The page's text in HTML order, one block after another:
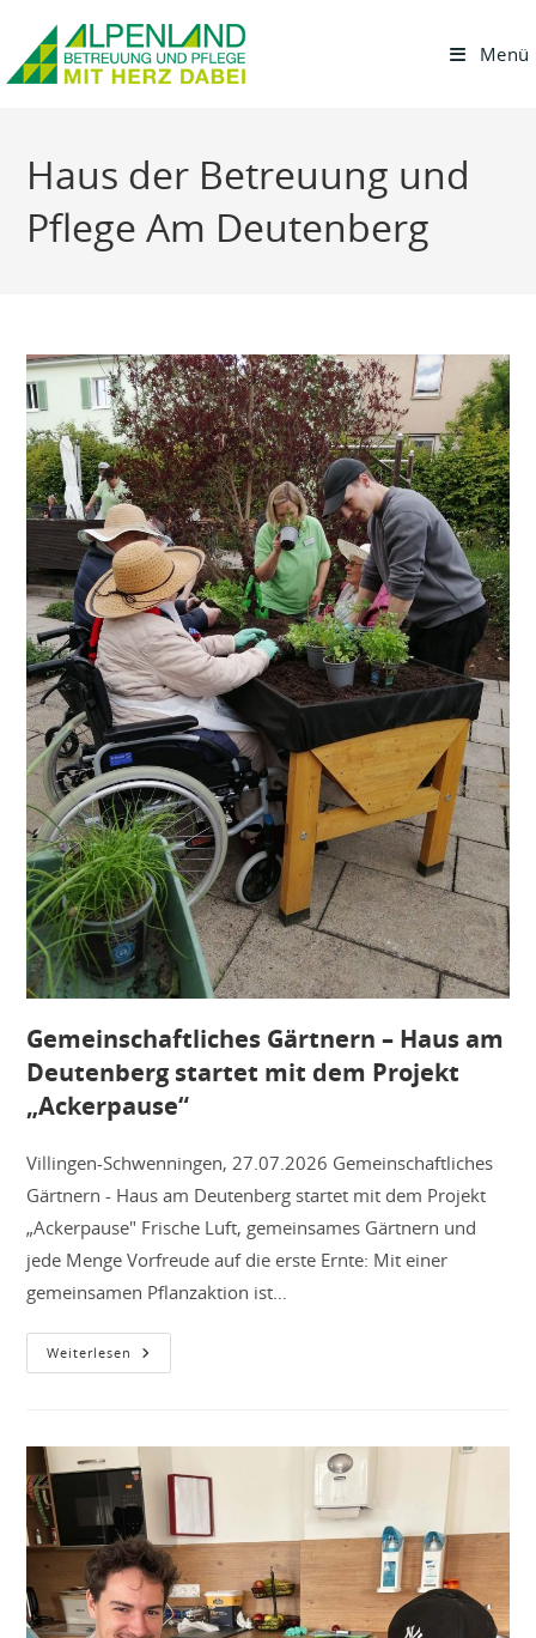
Menü
Haus der Betreuung und
Pflege Am Deutenberg
Gemeinschaftliches Gärtnern – Haus am
Deutenberg startet mit dem Projekt
„Ackerpause“
Villingen-Schwenningen, 27.07.2026 Gemeinschaftliches
Gärtnern - Haus am Deutenberg startet mit dem Projekt
„Ackerpause" Frische Luft, gemeinsames Gärtnern und
jede Menge Vorfreude auf die erste Ernte: Mit einer
gemeinsamen Pflanzaktion ist…
Weiterlesen Gemeinschaftliches
Gärtnern
Startet
Mit
Dem
Projekt
„Ackerpause“